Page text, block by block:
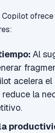
Copilot
Al
acelera
reduce la